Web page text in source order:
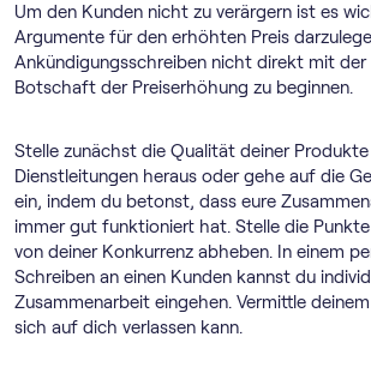
Um den Kunden nicht zu verärgern ist es
Argumente für den erhöhten Preis
Ankündigungsschreiben nicht direkt mit der
Botschaft der Preiserhöhung zu beginnen.
Stelle zunächst die Qualität deiner
Dienstleitungen heraus oder gehe auf die
ein, indem du betonst, dass eure
immer gut funktioniert hat. Stelle die
von deiner Konkurrenz abheben. In einem
Schreiben an einen Kunden kannst du
Zusammenarbeit eingehen. Vermittle
sich auf dich verlassen kann.